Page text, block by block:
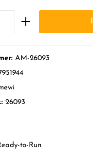
AM-26093
26093
to-Run